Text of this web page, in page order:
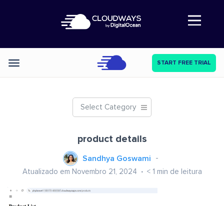
Abre a navegação
Categories START FREE TRIAL
Select Category
product details
Sandhya Goswami
Atualizado em Novembro 21, 2024 < 1 min de leitura